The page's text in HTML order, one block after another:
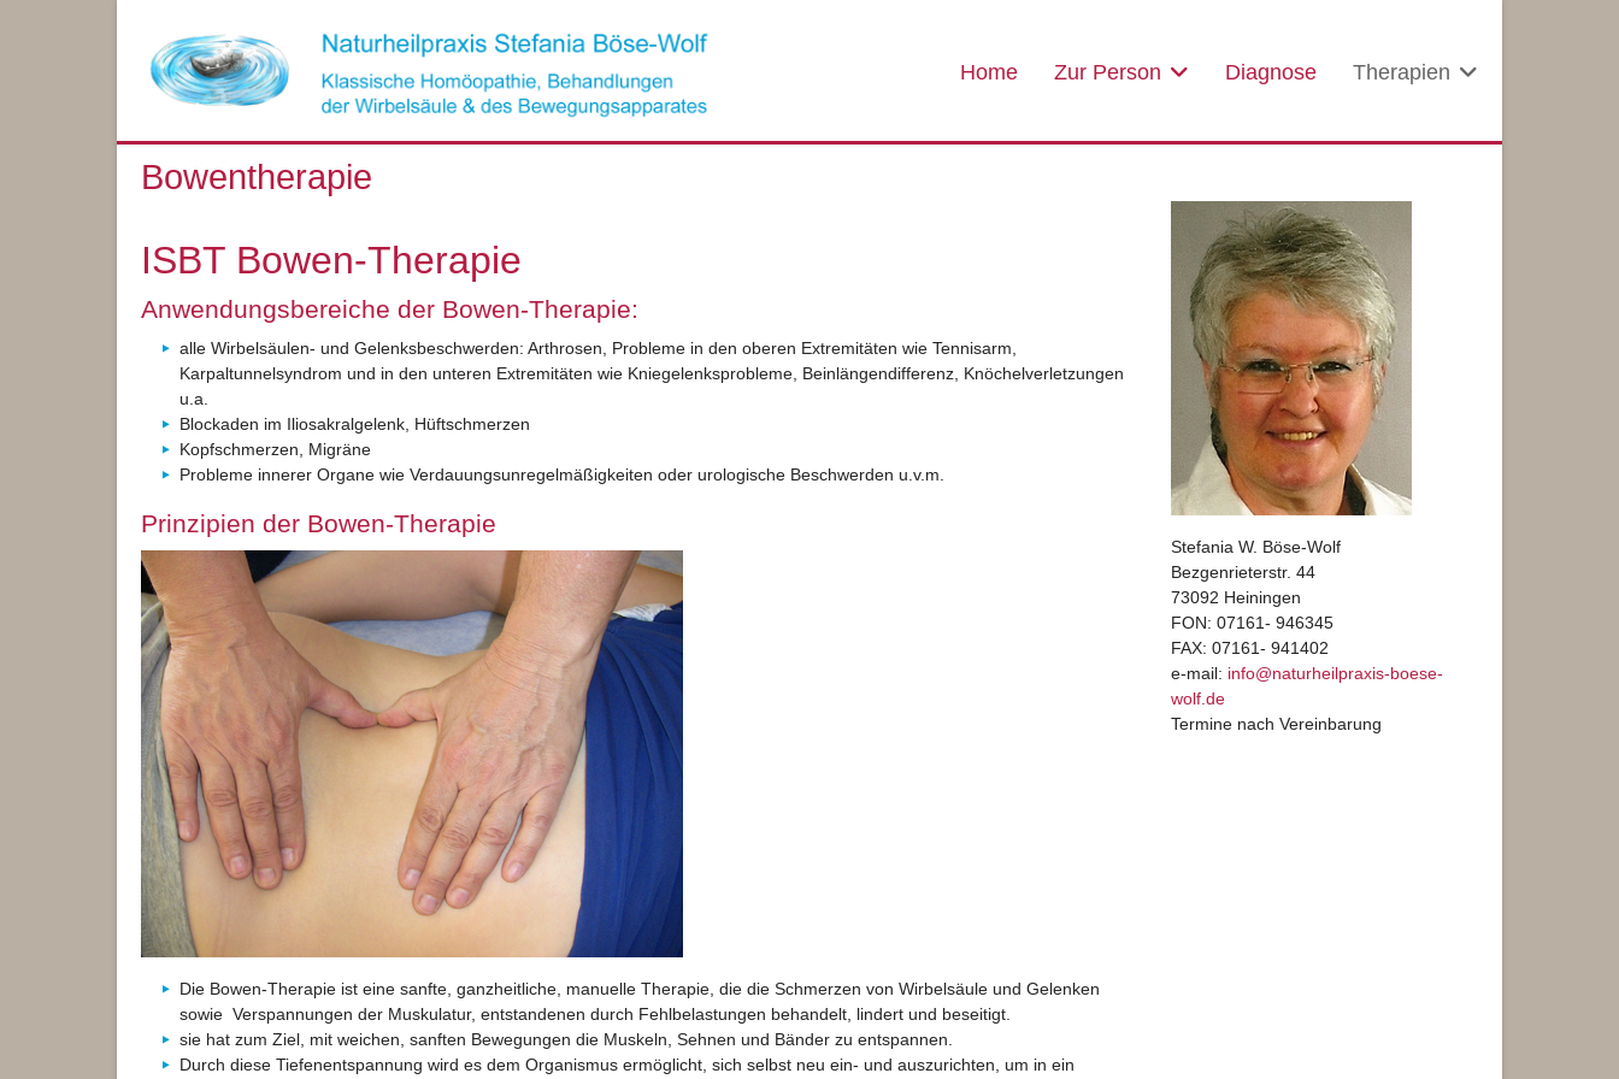
Home Zur Person Diagnose Therapien
Bowentherapie
ISBT Bowen-Therapie
Anwendungsbereiche der Bowen-Therapie:
alle Wirbelsäulen- und Gelenksbeschwerden: Arthrosen, Probleme in den oberen Extremitäten wie Tennisarm,
Karpaltunnelsyndrom und in den unteren Extremitäten wie Kniegelenksprobleme, Beinlängendifferenz, Knöchelverletzungen
u.a.
Blockaden im Iliosakralgelenk, Hüftschmerzen
Kopfschmerzen, Migräne
Probleme innerer Organe wie Verdauungsunregelmäßigkeiten oder urologische Beschwerden u.v.m.
Prinzipien der Bowen-Therapie
Die Bowen-Therapie ist eine sanfte, ganzheitliche, manuelle Therapie, die die Schmerzen von Wirbelsäule und Gelenken
sowie Verspannungen der Muskulatur, entstandenen durch Fehlbelastungen behandelt, lindert und beseitigt.
sie hat zum Ziel, mit weichen, sanften Bewegungen die Muskeln, Sehnen und Bänder zu entspannen.
Durch diese Tiefenentspannung wird es dem Organismus ermöglicht, sich selbst neu ein- und auszurichten, um in ein
Stefania W. Böse-Wolf
Bezgenrieterstr. 44
73092 Heiningen
FON: 07161- 946345
FAX: 07161- 941402
e-mail: info@naturheilpraxis-boese-
wolf.de
Termine nach Vereinbarung